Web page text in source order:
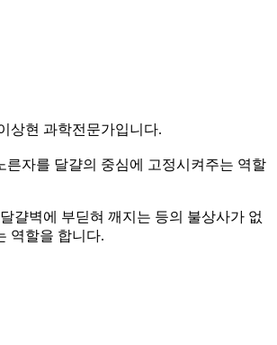
상현 과학전문가입니다.
른자를 달걀의 중심에 고정시켜주는 역할
걀벽에 부딛혀 깨지는 등의 불상사가 없
역할을 합니다.